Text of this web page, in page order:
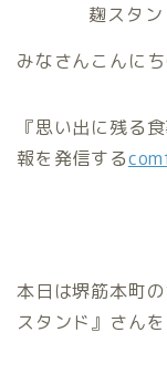
麹スタ
みなさんこんにち
『思い出に残る
報を発信する
本日は堺筋本町
スタンド』さん